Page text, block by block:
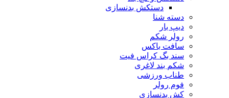
دستکش بدنسازی
دسته شنا
دیپ بار
رولر شکم
سافت باکس
سند بگ کراس فیت
شکم بند لاغری
طناب ورزشی
فوم رولر
کش بدنسازی